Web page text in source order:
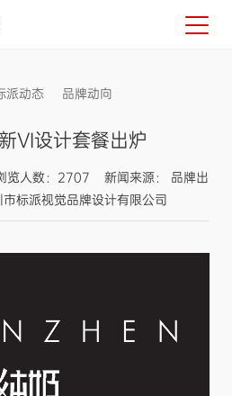
派动态 品牌动向
VI设计套餐出炉
人数：2707 新闻来源： 品牌出
标派视觉品牌设计有限公司